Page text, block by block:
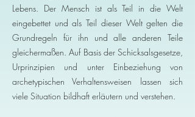
Lebens. Der Mensch ist als Teil in die Welt
eingebettet und als Teil dieser Welt gelten die
Grundregeln für ihn und alle anderen Teile
gleichermaßen. Auf Basis der Schicksalsgesetze,
Urprinzipien und unter Einbeziehung von
archetypischen Verhaltensweisen lassen sich
viele Situation bildhaft erläutern und verstehen.